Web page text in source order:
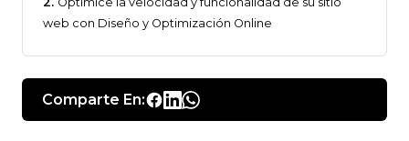
web con Diseño y Optimización Online
Comparte En: